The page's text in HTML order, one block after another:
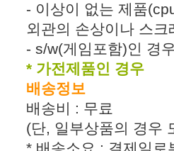
- 이상이 없는 제품
외관의 손상이나 스
- s/w(게임포함)인 경
* 가전제품인 경우
배송정보
배송비 : 무료
(단, 일부상품의 경우